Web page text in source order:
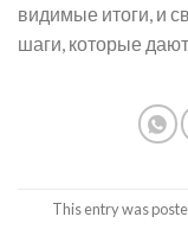
видимые итоги, и
шаги, которые
This entry was